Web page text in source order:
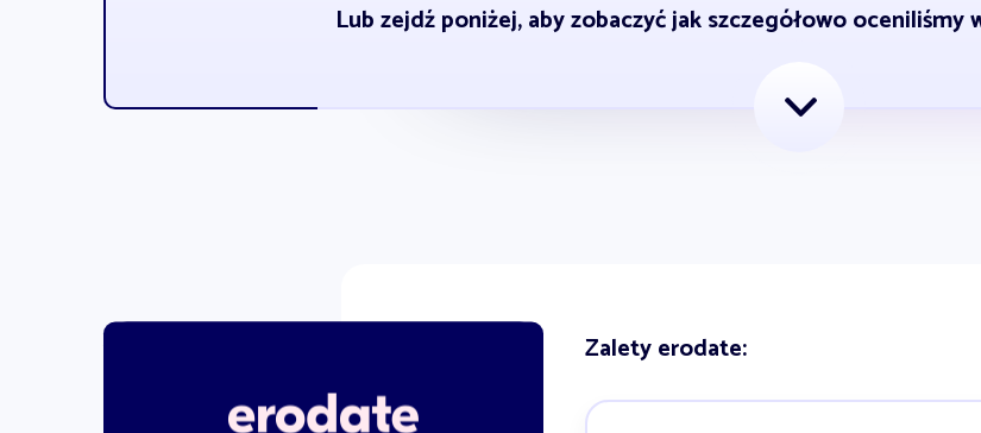
Lub zejdź poniżej, aby zobaczyć jak szczegółowo
Zalety erodate: